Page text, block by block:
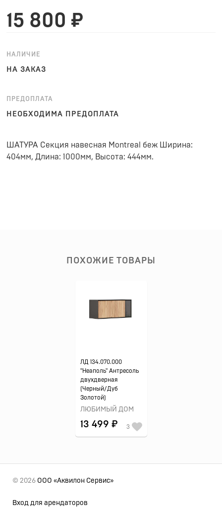
15 800 ₽
НАЛИЧИЕ
НА ЗАКАЗ
ПРЕДОПЛАТА
НЕОБХОДИМА ПРЕДОПЛАТА
ШАТУРА Секция навесная Montreal беж Ширина:
404мм, Длина: 1000мм, Высота: 444мм.
ПОХОЖИЕ ТОВАРЫ
ЛД 134.070.000
"Неаполь" Антресоль
двухдверная
(Черный/Дуб
Золотой)
ЛЮБИМЫЙ ДОМ
13 499 ₽ 3
© 2026 ООО «Аквилон Сервис»
Вход для арендаторов